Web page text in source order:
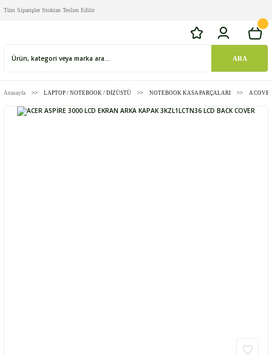
Tüm Siparişler Stoktan Teslim Edilir
ARA
Anasayfa LAPTOP / NOTEBOOK / DİZÜSTÜ NOTEBOOK KASA PARÇALARI A